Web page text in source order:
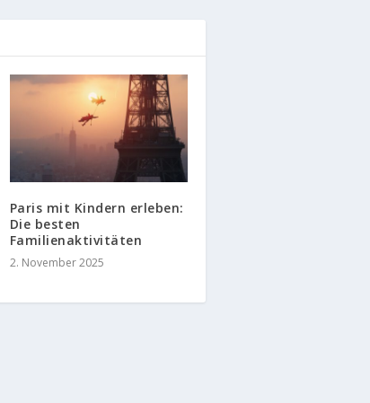
Paris mit Kindern erleben:
Die besten
Familienaktivitäten
2. November 2025